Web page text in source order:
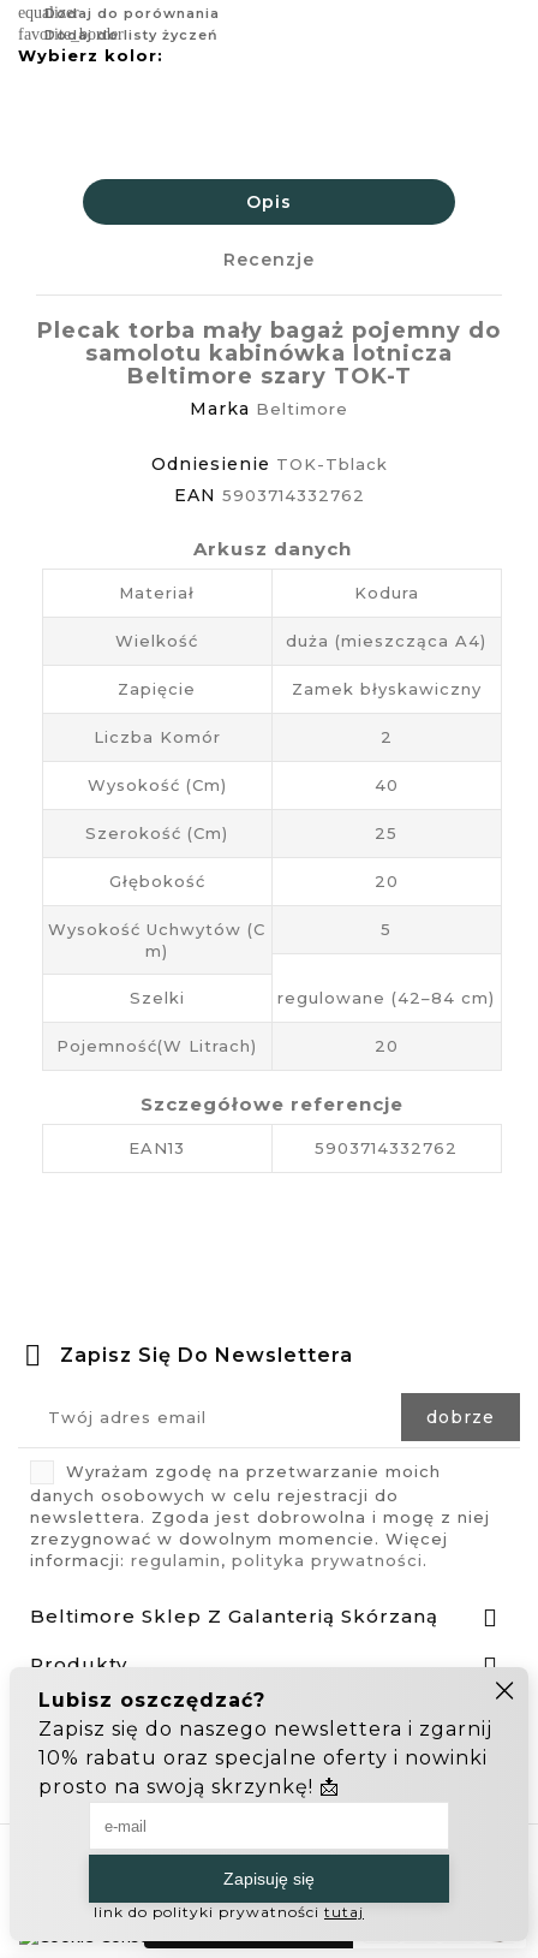
equalizer
Dodaj do porównania
favorite_border
Dodaj do listy życzeń
Wybierz kolor:
Opis
Recenzje
Plecak torba mały bagaż pojemny do
samolotu kabinówka lotnicza
Beltimore szary TOK-T
Marka Beltimore
Odniesienie TOK-Tblack
EAN 5903714332762
Arkusz danych
Materiał Kodura
Wielkość duża (mieszcząca A4)
Zapięcie Zamek błyskawiczny
Liczba Komór 2
Wysokość (cm) 40
Szerokość (cm) 25
Głębokość 20
Wysokość Uchwytów (c
M)
5
Szelki regulowane (42–84 cm)
Pojemność(w Litrach) 20
Szczegółowe referencje
EAN13 5903714332762
Zapisz Się Do Newslettera
Wyrażam zgodę na przetwarzanie moich
danych osobowych w celu rejestracji do
newslettera. Zgoda jest dobrowolna i mogę z niej
zrezygnować w dowolnym momencie. Więcej
informacji: regulamin, polityka prywatności.
Beltimore Sklep Z Galanterią Skórzaną 
Produkty 
Nasza Firma 
Odstąp od umowy tutaj
Zakupy hurtowe:Hurtownia Galanterii